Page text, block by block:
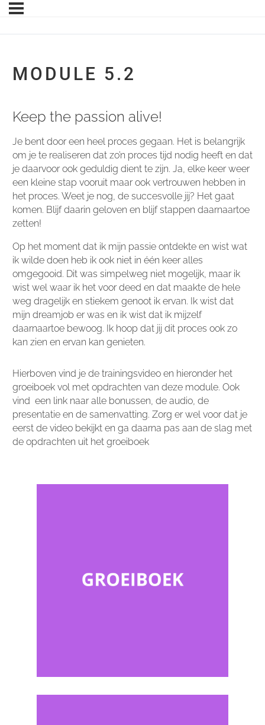
MODULE 5.2
Keep the passion alive!
Je bent door een heel proces gegaan. Het is belangrijk
om je te realiseren dat zo’n proces tijd nodig heeft en dat
je daarvoor ook geduldig dient te zijn. Ja, elke keer weer
een kleine stap vooruit maar ook vertrouwen hebben in
het proces. Weet je nog, de succesvolle jij? Het gaat
komen. Blijf daarin geloven en blijf stappen daarnaartoe
zetten!
Op het moment dat ik mijn passie ontdekte en wist wat
ik wilde doen heb ik ook niet in één keer alles
omgegooid. Dit was simpelweg niet mogelijk, maar ik
wist wel waar ik het voor deed en dat maakte de hele
weg dragelijk en stiekem genoot ik ervan. Ik wist dat
mijn dreamjob er was en ik wist dat ik mijzelf
daarnaartoe bewoog. Ik hoop dat jij dit proces ook zo
kan zien en ervan kan genieten.
Hierboven vind je de trainingsvideo en hieronder het
groeiboek vol met opdrachten van deze module. Ook
vind een link naar alle bonussen, de audio, de
presentatie en de samenvatting. Zorg er wel voor dat je
eerst de video bekijkt en ga daarna pas aan de slag met
de opdrachten uit het groeiboek